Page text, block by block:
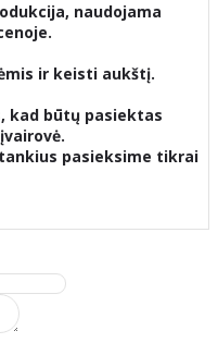
naudojama
ir keisti aukštį.
kad būtų pasiektas
pasieksime tikrai